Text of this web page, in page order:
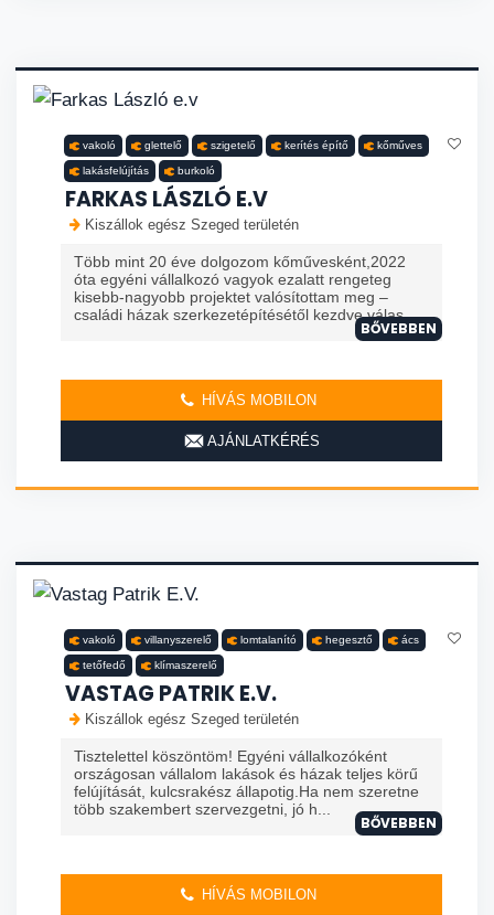
vakoló glettelő szigetelő kerítés építő kőműves
lakásfelújítás burkoló
FARKAS LÁSZLÓ E.V
Kiszállok egész Szeged területén
Több mint 20 éve dolgozom kőművesként,2022
óta egyéni vállalkozó vagyok ezalatt rengeteg
kisebb-nagyobb projektet valósítottam meg –
családi házak szerkezetépítésétől kezdve válas...
BŐVEBBEN
HÍVÁS MOBILON
AJÁNLATKÉRÉS
vakoló villanyszerelő lomtalanító hegesztő ács
tetőfedő klímaszerelő
VASTAG PATRIK E.V.
Kiszállok egész Szeged területén
Tisztelettel köszöntöm! Egyéni vállalkozóként
országosan vállalom lakások és házak teljes körű
felújítását, kulcsrakész állapotig.Ha nem szeretne
több szakembert szervezgetni, jó h...
BŐVEBBEN
HÍVÁS MOBILON